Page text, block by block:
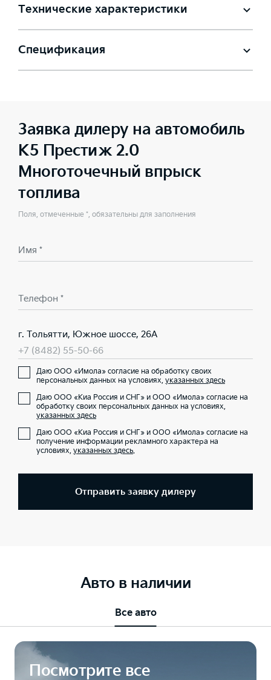
Технические характеристики
Спецификация
Заявка дилеру на автомобиль
K5 Престиж 2.0
Многоточечный впрыск
топлива
Поля, отмеченные *, обязательны для заполнения
Имя *
Телефон *
г. Тольятти, Южное шоссе, 26А
+7 (8482) 55-50-66
Даю ООО «Имола» согласие на обработку своих
персональных данных на условиях, указанных здесь
Даю ООО «Киа Россия и СНГ» и ООО «Имола» согласие на
обработку своих персональных данных на условиях,
указанных здесь
Даю ООО «Киа Россия и СНГ» и ООО «Имола» согласие на
получение информации рекламного характера на
условиях, указанных здесь.
Отправить заявку дилеру
Авто в наличии
Все авто
Посмотрите все